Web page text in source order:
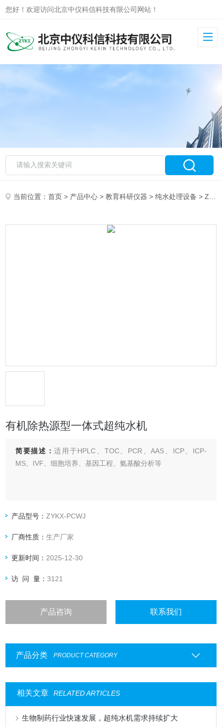
您好！欢迎访问北京中仪科信科技有限公司网站！
当前位置：首页 > 产品中心 >教育科研仪器 >纯水处理设备 > ZYKX-PCWJ有机除热源型一体式超纯水机
有机除热源型一体式超纯水机
简要描述：适用于HPLC、TOC、PCR、AAS、ICP、ICP-
MS、IVF、细胞培养、基因工程、氨基酸分析等
产品型号：ZYKX-PCWJ
厂商性质：生产厂家
更新时间： 2025-12-30
访 问 量：3121
产品咨询 联系我们
产品分类 PRODUCT CATEGORY
相关文章 RELATED ARTICLES
生物制药行业快速发展，超纯水机需求持续扩大